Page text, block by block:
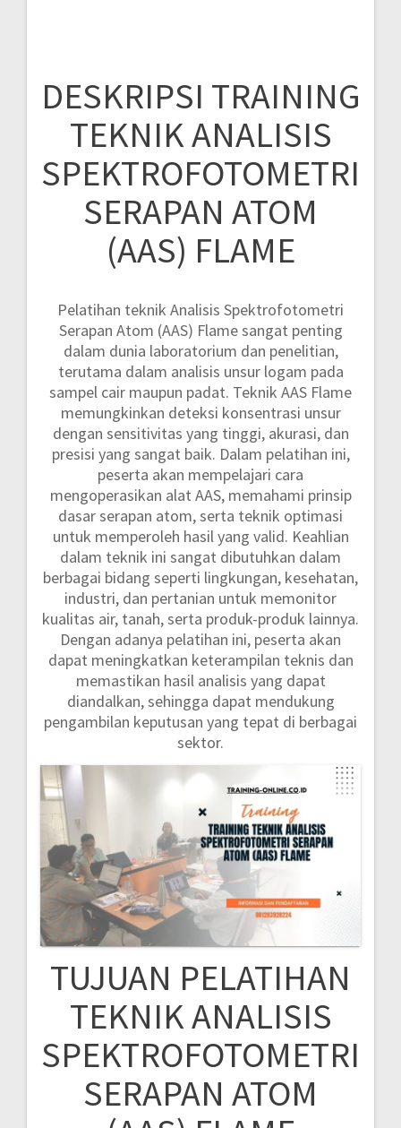
DESKRIPSI TRAINING
TEKNIK ANALISIS
SPEKTROFOTOMETRI
SERAPAN ATOM
(AAS) FLAME
Pelatihan teknik Analisis Spektrofotometri
Serapan Atom (AAS) Flame sangat penting
dalam dunia laboratorium dan penelitian,
terutama dalam analisis unsur logam pada
sampel cair maupun padat. Teknik AAS Flame
memungkinkan deteksi konsentrasi unsur
dengan sensitivitas yang tinggi, akurasi, dan
presisi yang sangat baik. Dalam pelatihan ini,
peserta akan mempelajari cara
mengoperasikan alat AAS, memahami prinsip
dasar serapan atom, serta teknik optimasi
untuk memperoleh hasil yang valid. Keahlian
dalam teknik ini sangat dibutuhkan dalam
berbagai bidang seperti lingkungan, kesehatan,
industri, dan pertanian untuk memonitor
kualitas air, tanah, serta produk-produk lainnya.
Dengan adanya pelatihan ini, peserta akan
dapat meningkatkan keterampilan teknis dan
memastikan hasil analisis yang dapat
diandalkan, sehingga dapat mendukung
pengambilan keputusan yang tepat di berbagai
sektor.
TUJUAN PELATIHAN
TEKNIK ANALISIS
SPEKTROFOTOMETRI
SERAPAN ATOM